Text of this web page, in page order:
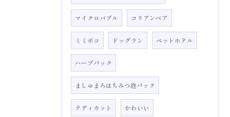
マイクロバブル コリアンベア
ミミポコ ドッグラン ペットホテル
ハーブパック
ましゅまろはちみつ泡パック
テディカット かわいい